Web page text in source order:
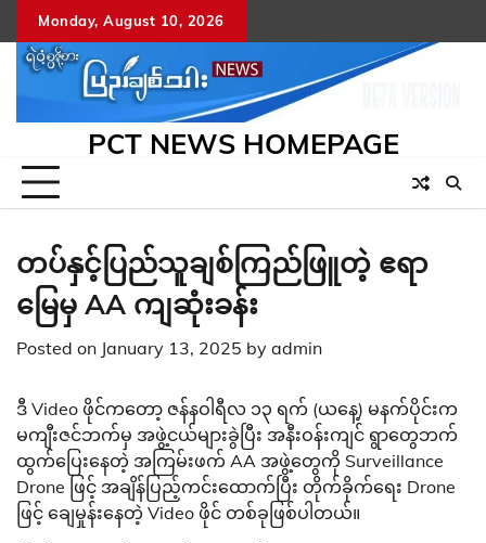
to
content
Monday, August 10, 2026
PCT NEWS HOMEPAGE
တပ်နှင့်ပြည်သူချစ်ကြည်ဖြူတဲ့ ဧရာ
မြေမှ AA ကျဆုံးခန်း
Posted on January 13, 2025 by admin
ဒီ Video ဖိုင်ကတော့ ဇန်နဝါရီလ ၁၃ ရက် (ယနေ့) မနက်ပိုင်းက
မကျီးဇင်ဘက်မှ အဖွဲ့ငယ်များခွဲပြီး အနီးဝန်းကျင် ရွာတွေဘက်
ထွက်ပြေးနေတဲ့ အကြမ်းဖက် AA အဖွဲ့တွေကို Surveillance
Drone ဖြင့် အချိန်ပြည့်ကင်းထောက်ပြီး တိုက်ခိုက်ရေး Drone
ဖြင့် ချေမှုန်းနေတဲ့ Video ဖိုင် တစ်ခုဖြစ်ပါတယ်။